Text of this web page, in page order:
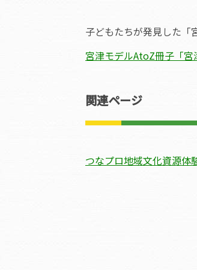
子どもたちが発見した「
宮津モデルAtoZ冊子「宮
関連ページ
つなプロ地域文化資源体